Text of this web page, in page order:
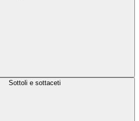
Sottoli e sottaceti